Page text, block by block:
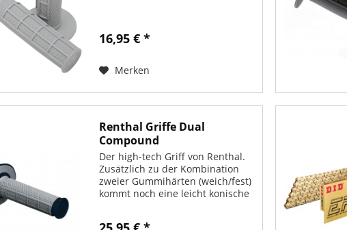
16,95 € *
Merken
Renthal Griffe Dual
Compound
Der high-tech Griff von Renthal.
Zusätzlich zu der Kombination
zweier Gummihärten (weich/fest)
kommt noch eine leicht konische